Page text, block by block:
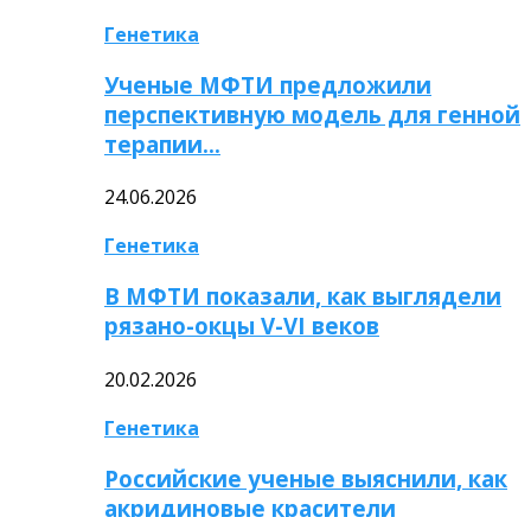
Генетика
Ученые МФТИ предложили
перспективную модель для генной
терапии…
24.06.2026
Генетика
В МФТИ показали, как выглядели
рязано-окцы V-VI веков
20.02.2026
Генетика
Российские ученые выяснили, как
акридиновые красители